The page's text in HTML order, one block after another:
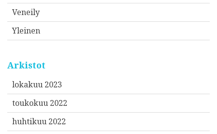
Veneily
Yleinen
Arkistot
lokakuu 2023
toukokuu 2022
huhtikuu 2022